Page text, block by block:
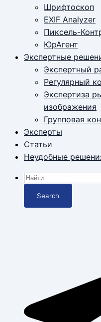
Шрифтоскоп
EXIF Analyzer
Пиксель-
ЮрАгент
Экспертные
Экспертный
Регулярный
Экспертиза
изображения
Групповая
Эксперты
Статьи
Неудобные